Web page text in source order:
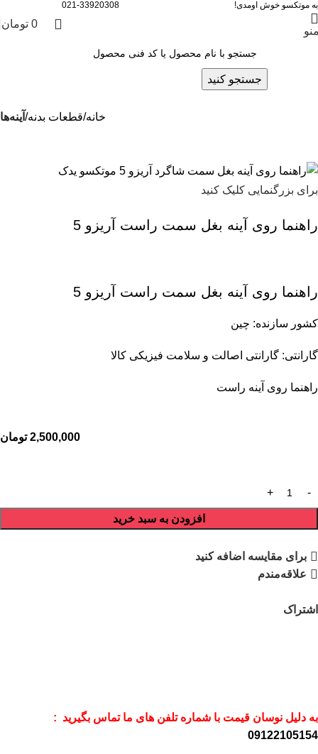
به موتکسو خوش اومدی! 021-33920308
0 تومان
جستجو کنید
خانه قطعات بدنه آینه‌ها
برای بزرگنمایی کلیک کنید
راهنما روی آینه بغل سمت راست آریزو 5
راهنما روی آینه بغل سمت راست آریزو 5
کشور سازنده: چین
گارانتی: گارانتی اصالت و سلامت فیزیکی کالا
راهنما روی آینه راست
2,500,000 تومان
افزودن به سبد خرید
برای مقایسه اضافه کنید
علاقه‌مندم
اشتراک
به دلیل نوسان قیمت با شماره تلفن های ما تماس بگیرید :
09122105154